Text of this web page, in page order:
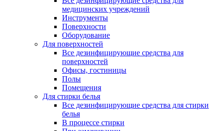
медицинских учреждений
Инструменты
Поверхности
Оборудование
Для поверхностей
Все дезинфицирующие средства для
поверхностей
Офисы, гостиницы
Полы
Помещения
Для стирки белья
Все дезинфицирующие средства для стирки
белья
В процессе стирки